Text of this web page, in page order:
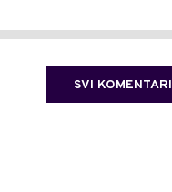
SVI KOMENTARI